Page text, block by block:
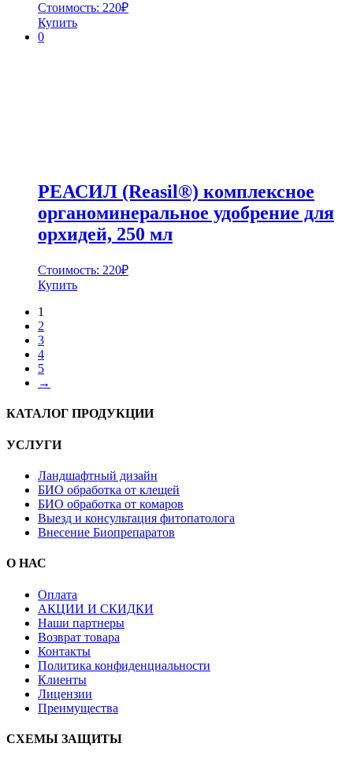
Стоимость: 220₽
Купить
0
РЕАСИЛ (Reasil®) комплексное
органоминеральное удобрение для
орхидей, 250 мл
Стоимость: 220₽
Купить
1
2
3
4
5
→
КАТАЛОГ ПРОДУКЦИИ
УСЛУГИ
Ландшафтный дизайн
БИО обработка от клещей
БИО обработка от комаров
Выезд и консультация фитопатолога
Внесение Биопрепаратов
О НАС
Оплата
АКЦИИ И СКИДКИ
Наши партнеры
Возврат товара
Контакты
Политика конфиденциальности
Клиенты
Лицензии
Преимущества
СХЕМЫ ЗАЩИТЫ